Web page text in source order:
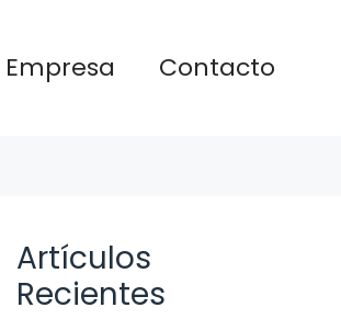
Empresa Contacto
Artículos
Recientes